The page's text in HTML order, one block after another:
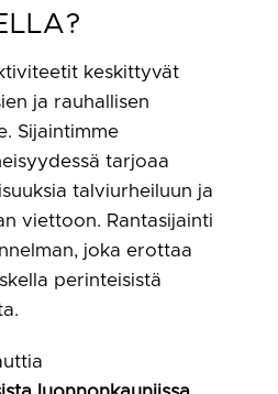
keskittyvät
ja rauhallisen
Sijaintimme
tarjoaa
talviurheiluun ja
viettoon. Rantasijainti
joka erottaa
perinteisistä